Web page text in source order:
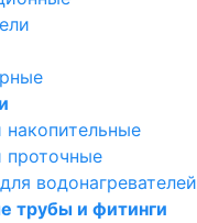
накопительные
проточные
водонагревателей
трубы и фитинги